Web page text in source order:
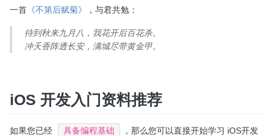
一首 《不第后赋菊》 ，与君共勉：
待到秋来九月八，我花开后百花杀。
冲天香阵透长安，满城尽带黄金甲。
iOS 开发入门资料推荐
如果您已经 具备编程基础
，那么您可以直接开始学习 iOS开发